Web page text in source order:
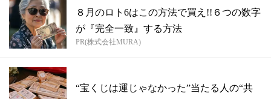
８月のロト6はこの方法で買え!!６つの数字
が『完全一致』する方法
PR(株式会社MURA)
“宝くじは運じゃなかった”当たる人の“共